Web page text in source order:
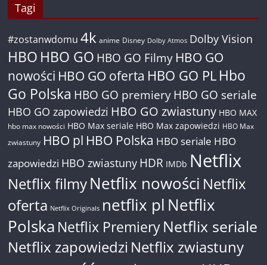
Tagi
#zostanwdomu 4k anime Disney Dolby Atmos Dolby Vision
HBO HBO GO HBO GO Filmy HBO GO
nowości HBO GO oferta HBO GO PL Hbo
Go Polska HBO GO premiery HBO GO seriale
HBO GO zapowiedzi HBO GO zwiastuny HBO MAX
hbo max nowości HBO Max seriale HBO Max zapowiedzi HBO Max
zwiastuny HBO pl HBO Polska HBO seriale HBO
zapowiedzi HBO zwiastuny HDR IMDb Netflix
Netflix filmyNetflix nowości Netflix
oferta Netflix Originals netflix pl Netflix
Polska Netflix PremieryNetflix seriale
Netflix zapowiedzi Netflix zwiastuny